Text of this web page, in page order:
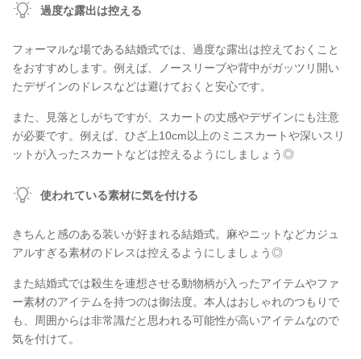
過度な露出は控える
フォーマルな場である結婚式では、過度な露出は控えておくこと
をおすすめします。例えば、ノースリーブや背中がガッツリ開い
たデザインのドレスなどは避けておくと安心です。
また、見落としがちですが、スカートの丈感やデザインにも注意
が必要です。例えば、ひざ上10cm以上のミニスカートや深いスリ
ットが入ったスカートなどは控えるようにしましょう◎
使われている素材に気を付ける
きちんと感のある装いが好まれる結婚式。麻やニットなどカジュ
アルすぎる素材のドレスは控えるようにしましょう◎
また結婚式では殺生を連想させる動物柄が入ったアイテムやファ
ー素材のアイテムを持つのは御法度。本人はおしゃれのつもりで
も、周囲からは非常識だと思われる可能性が高いアイテムなので
気を付けて。